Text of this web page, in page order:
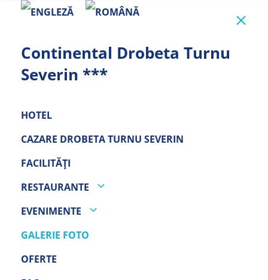
Continental Drobeta Turnu
Severin ***
HOTEL
CAZARE DROBETA TURNU SEVERIN
FACILITĂȚI
RESTAURANTE
EVENIMENTE
GALERIE FOTO
OFERTE